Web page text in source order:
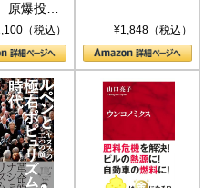
原爆投
参戦、そ
(PHP新
（税込） ¥1,848（税込）